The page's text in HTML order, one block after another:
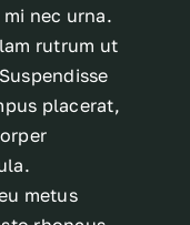
nec urna.
rutrum ut
placerat,
metus